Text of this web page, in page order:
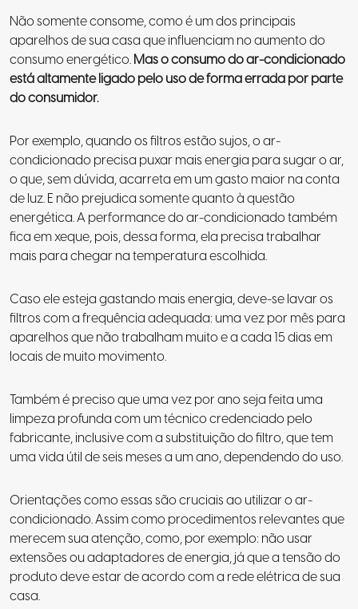
Não somente consome, como é um dos principais
aparelhos de sua casa que influenciam no aumento do
consumo energético.Mas o consumo do ar-condicionado
está altamente ligado pelo uso de forma errada por parte
do consumidor.
Por exemplo,quando os filtros estão sujos, o ar-
condicionado precisa puxar mais energia para sugar o ar,
o que, sem dúvida, acarreta em um gasto maior na conta
de luz. E não prejudica somente quanto à questão
energética. A performance do ar-condicionado também
fica em xeque, pois, dessa forma, ela precisa trabalhar
mais para chegar na temperatura escolhida.
Caso ele esteja gastando mais energia, deve-se lavar os
filtros com a frequência adequada: uma vez por mês para
aparelhos que não trabalham muito e a cada 15 dias em
locais de muito movimento.
Também é preciso que uma vez por ano seja feita uma
limpeza profunda com um técnico credenciado pelo
fabricante, inclusive com a substituição do filtro, que tem
uma vida útil de seis meses a um ano, dependendo do uso.
Orientações como essas são cruciais ao utilizar o ar-
condicionado. Assim como procedimentos relevantes que
merecem sua atenção, como, por exemplo: não usar
extensões ou adaptadores de energia, já que a tensão do
produto deve estar de acordo com a rede elétrica de sua
casa.